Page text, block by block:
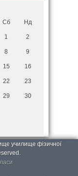
Сб Нд
1 2
8 9
15 16
22 23
29 30
училище фізичної